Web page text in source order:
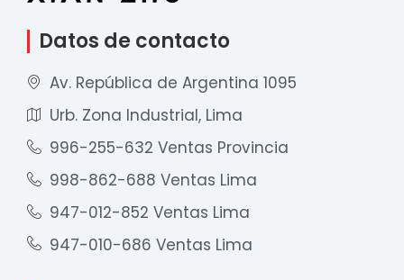
Datos de contacto
Av. República de Argentina 1095
Urb. Zona Industrial, Lima
996-255-632 Ventas Provincia
998-862-688 Ventas Lima
947-012-852 Ventas Lima
947-010-686 Ventas Lima